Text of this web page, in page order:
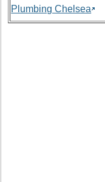
Plumbing Chelsea